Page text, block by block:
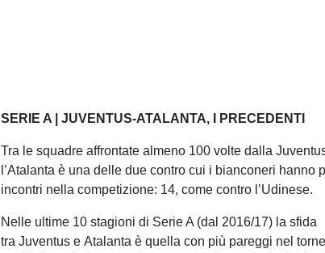
SERIE A | JUVENTUS-ATALANTA, I PRECEDENTI
Tra le squadre affrontate almeno 100 volte dalla
l’Atalanta è una delle due contro cui i bianconeri hanno
incontri nella competizione: 14, come contro l’Udinese.
Nelle ultime 10 stagioni di Serie A (dal 2016/17) la sfida
tra Juventus e Atalanta è quella con più pareggi nel